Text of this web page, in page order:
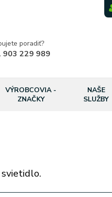
poradiť?
903 229 989
VÝROBCOVIA -
ZNAČKY
NAŠE
SLUŽBY
svietidlo.